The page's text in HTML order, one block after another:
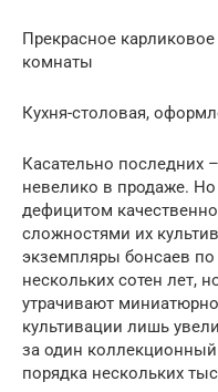
Прекрасное
комнаты
Кухня-столовая,
Касательно последних
невелико в продаже.
дефицитом
сложностями их
экземпляры бонсаев по
нескольких сотен лет,
утрачивают
культивации лишь
за один
порядка нескольких